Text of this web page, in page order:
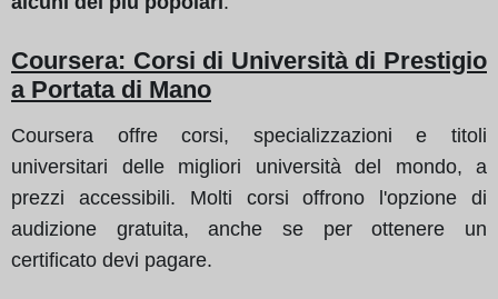
Coursera: Corsi di Università di Prestigio
a Portata di Mano
Coursera offre corsi, specializzazioni e titoli
universitari delle migliori università del mondo, a
prezzi accessibili. Molti corsi offrono l'opzione di
audizione gratuita, anche se per ottenere un
certificato devi pagare.